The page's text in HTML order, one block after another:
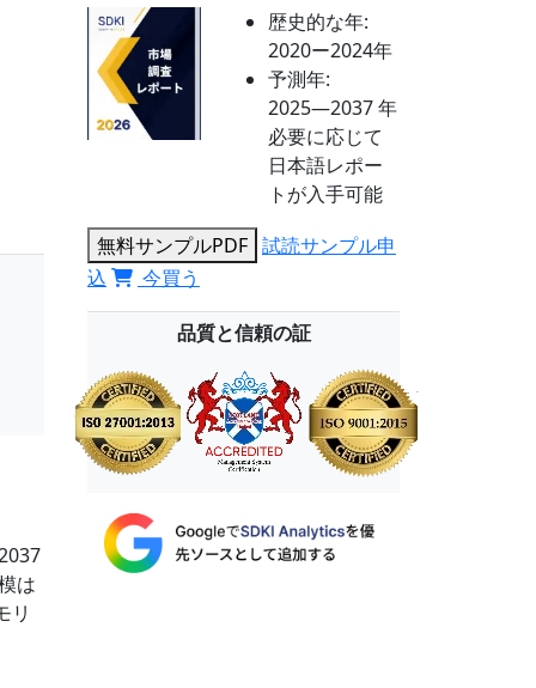
は
リ
歴史的な年:
2020ー2024年
予測年:
2025―2037 年
必要に応じて
日本語レポー
トが入手可能
無料サンプルPDF 試読サンプル申
込
今買う
品質と信頼の証